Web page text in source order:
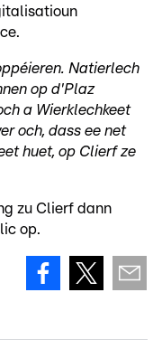
Natierlech
op d'Plaz
a Wierklechkeet
och, dass ee net
huet, op Clierf ze
zu Clierf dann
op.